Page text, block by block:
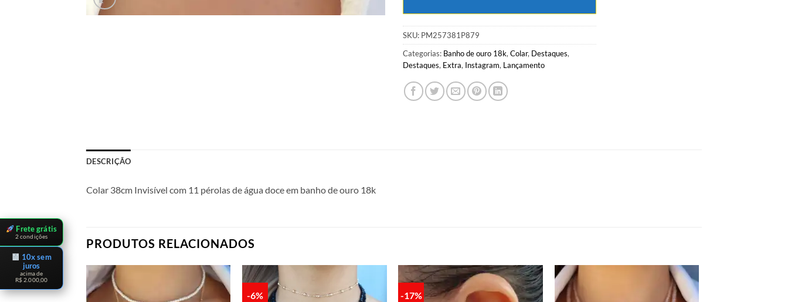
SKU: PM257381P879
Categorias: Banho de ouro 18k,Colar, Destaques,
Destaques, Extra, Instagram, Lançamento
DESCRIÇÃO
Colar 38cm Invisível com 11 pérolas de água doce em banho de ouro 18k
PRODUTOS RELACIONADOS
-6% -17%
Frete grátis
2 condições
10x sem
juros
acima de
R$ 2.000,00